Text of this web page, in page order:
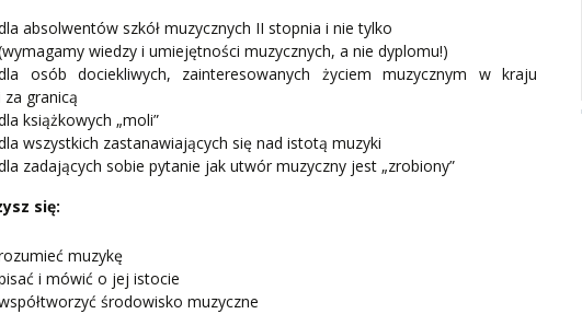
absolwentów szkół muzycznych II stopnia i nie tylko
wiedzy i umiejętności muzycznych, a nie dyplomu!)
osób dociekliwych, zainteresowanych życiem muzycznym w kraju
za granicą
książkowych „moli”
wszystkich zastanawiających się nad istotą muzyki
zadających sobie pytanie jak utwór muzyczny jest „zrobiony”
się:
muzykę
i mówić o jej istocie
środowisko muzyczne